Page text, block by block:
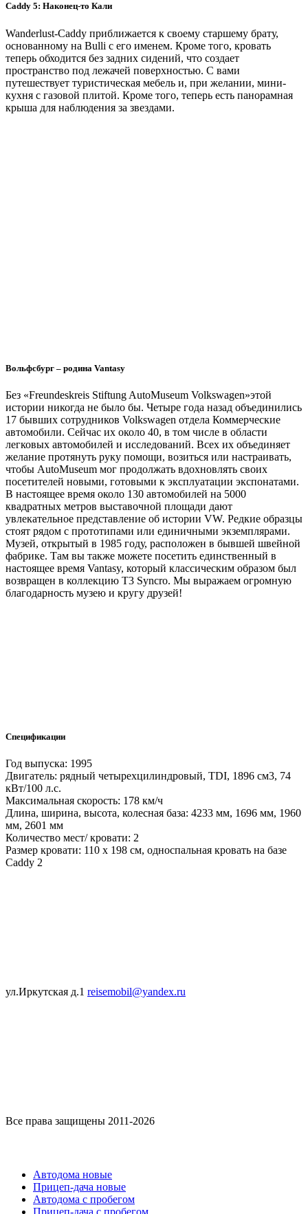
Caddy 5: Наконец-то Кали
Wanderlust-Caddy приближается к своему старшему брату,
основанному на Bulli с его именем. Кроме того, кровать
теперь обходится без задних сидений, что создает
пространство под лежачей поверхностью. С вами
путешествует туристическая мебель и, при желании, мини-
кухня с газовой плитой. Кроме того, теперь есть панорамная
крыша для наблюдения за звездами.
Вольфсбург – родина Vantasy
Без «Freundeskreis Stiftung AutoMuseum Volkswagen»этой
истории никогда не было бы. Четыре года назад объединились
17 бывших сотрудников Volkswagen отдела Коммерческие
автомобили. Сейчас их около 40, в том числе в области
легковых автомобилей и исследований. Всех их объединяет
желание протянуть руку помощи, возиться или настраивать,
чтобы AutoMuseum мог продолжать вдохновлять своих
посетителей новыми, готовыми к эксплуатации экспонатами.
В настоящее время около 130 автомобилей на 5000
квадратных метров выставочной площади дают
увлекательное представление об истории VW. Редкие образцы
стоят рядом с прототипами или единичными экземплярами.
Музей, открытый в 1985 году, расположен в бывшей швейной
фабрике. Там вы также можете посетить единственный в
настоящее время Vantasy, который классическим образом был
возвращен в коллекцию T3 Syncro. Мы выражаем огромную
благодарность музею и кругу друзей!
Спецификации
Год выпуска: 1995
Двигатель: рядный четырехцилиндровый, TDI, 1896 см3, 74
кВт/100 л.с.
Максимальная скорость: 178 км/ч
Длина, ширина, высота, колесная база: 4233 мм, 1696 мм, 1960
мм, 2601 мм
Количество мест/ кровати: 2
Размер кровати: 110 x 198 см, односпальная кровать на базе
Caddy 2
ул.Иркутская д.1 reisemobil@yandex.ru
Все права защищены 2011-2026
Автодома новые
Прицеп-дача новые
Автодома с пробегом
Прицеп-дача с пробегом